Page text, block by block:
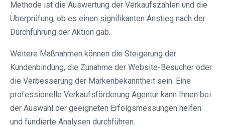
Methode ist die Auswertung der Verkaufszahlen und die
Überprüfung, ob es einen signifikanten Anstieg nach der
Durchführung der Aktion gab.
Weitere Maßnahmen können die Steigerung der
Kundenbindung, die Zunahme der Website-Besucher oder
die Verbesserung der Markenbekanntheit sein. Eine
professionelle Verkaufsförderung Agentur kann Ihnen bei
der Auswahl der geeigneten Erfolgsmessungen helfen
und fundierte Analysen durchführen.